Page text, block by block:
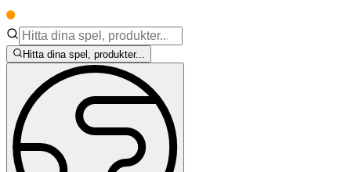
Hitta dina spel, produkter...